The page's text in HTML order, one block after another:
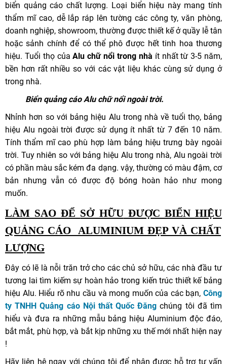
biển quảng cáo chất lượng. Loại biển hiệu này mang tính
thẩm mĩ cao, dễ lắp ráp lên tường các công ty, văn phòng,
doanh nghiệp, showroom, thường được thiết kế ở quầy lễ tân
hoặc sảnh chính để có thể phô được hết tinh hoa thương
hiệu. Tuổi thọ củaAluchữ nổi trong nhà ít nhất từ 3-5 năm,
bền hơn rất nhiều so với các vật liệu khác cùng sử dụng ở
trong nhà.
Biển quảng cáo Alu chữ nổingoài trời.
Nhỉnh hơn so với bảng hiệu Alu trong nhà về tuổi thọ, bảng
hiệu Alu ngoài trời được sử dụng ít nhất từ 7 đến 10 năm.
Tính thẩm mĩ cao phù hợp làm bảng hiệu trưng bày ngoài
trời. Tuy nhiên so với bảng hiệu Alu trong nhà, Alu ngoài trời
có phần màu sắc kém đa dạng. vậy, thường có màu đậm, cơ
bản nhưng vẫn có được độ bóng hoàn hảo như mong
muốn.
LÀM SAO ĐỂ SỞ HỮUĐƯỢC BIỂN HIỆU
QUẢNG CÁO ALUMINIUM ĐẸP VÀ CHẤT
LƯỢNG
Đây có lẽ là nỗi trăn trở cho các chủ sở hữu, các nhà đầu tư
tương lai tìm kiếm sự hoàn hảo trong kiến trúc thiết kế bảng
hiệu Alu. Hiểu rõ nhu cầu và mong muốn của các bạn, Công
ty TNHH Quảng cáo Nội thất Quốc Đăng chúng tôi đã tìm
hiểu và đưa ra những mẫu bảng hiệu Aluminium độc đáo,
bắt mắt, phù hợp, và bắt kịp những xu thế mới nhất hiện nay
!
Hãy liên hệ ngay với chúng tôi để nhận được hỗ trợ tư vấn